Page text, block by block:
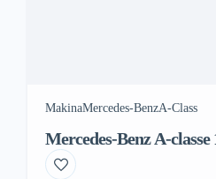
MakinaMercedes-BenzA-Class